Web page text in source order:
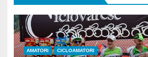
AMATORI CICLOAMATORI